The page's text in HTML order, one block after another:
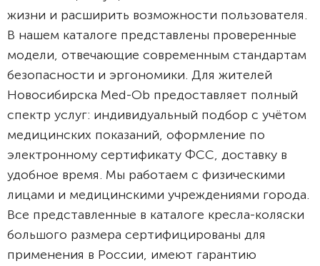
жизни и расширить возможности пользователя.
В нашем каталоге представлены проверенные
модели, отвечающие современным стандартам
безопасности и эргономики. Для жителей
Новосибирска Med-Ob предоставляет полный
спектр услуг: индивидуальный подбор с учётом
медицинских показаний, оформление по
электронному сертификату ФСС, доставку в
удобное время. Мы работаем с физическими
лицами и медицинскими учреждениями города.
Все представленные в каталоге кресла-коляски
большого размера сертифицированы для
применения в России, имеют гарантию